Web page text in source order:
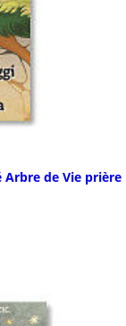
Arbre de Vie prière